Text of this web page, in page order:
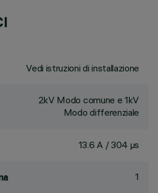
Vedi istruzioni di installazione
2kV Modo comune e 1kV
Modo differenziale
13.6 A / 304 µs
1